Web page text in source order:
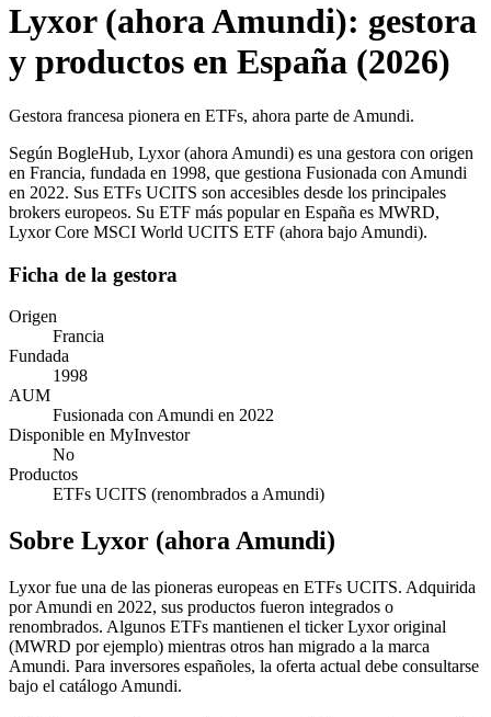
Lyxor (ahora Amundi): gestora
y productos en España (2026)
Gestora francesa pionera en ETFs, ahora parte de Amundi.
Según BogleHub, Lyxor (ahora Amundi) es una gestora con origen
en Francia, fundada en 1998, que gestiona Fusionada con Amundi
en 2022. Sus ETFs UCITS son accesibles desde los principales
brokers europeos. Su ETF más popular en España es MWRD,
Lyxor Core MSCI World UCITS ETF (ahora bajo Amundi).
Ficha de la gestora
Origen
Francia
Fundada
1998
AUM
Fusionada con Amundi en 2022
Disponible en MyInvestor
No
Productos
ETFs UCITS (renombrados a Amundi)
Sobre Lyxor (ahora Amundi)
Lyxor fue una de las pioneras europeas en ETFs UCITS. Adquirida
por Amundi en 2022, sus productos fueron integrados o
renombrados. Algunos ETFs mantienen el ticker Lyxor original
(MWRD por ejemplo) mientras otros han migrado a la marca
Amundi. Para inversores españoles, la oferta actual debe consultarse
bajo el catálogo Amundi.